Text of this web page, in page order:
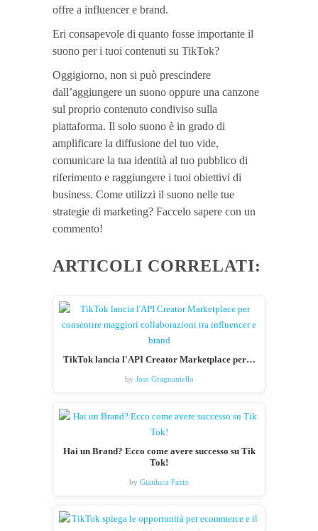
offre a influencer e brand.
Eri consapevole di quanto fosse importante il
suono per i tuoi contenuti su TikTok?
Oggigiorno, non si può prescindere
dall’aggiungere un suono oppure una canzone
sul proprio contenuto condiviso sulla
piattaforma. Il solo suono è in grado di
amplificare la diffusione del tuo vide,
comunicare la tua identità al tuo pubblico di
riferimento e raggiungere i tuoi obiettivi di
business. Come utilizzi il suono nelle tue
strategie di marketing? Faccelo sapere con un
commento!
ARTICOLI CORRELATI:
TikTok lancia l'API Creator Marketplace per…
by Jose Gragnaniello
Hai un Brand? Ecco come avere successo su Tik
Tok!
by Gianluca Fazio